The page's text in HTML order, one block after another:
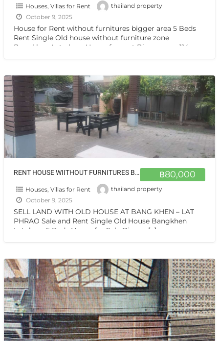
Houses, Villas for Rent
thailand property
October 9, 2025
House for Rent without furnitures bigger area 5 Beds
Rent Single Old house without furniture zone
Bangkhen-Lat phrao House for rent Bigger area 114
฿80,000
RENT HOUSE WIITHOUT FURNITURES BIGGER AREA BANGKHEN – LATPHARO ZONE
Houses, Villas for Rent
thailand property
October 9, 2025
SELL LAND WITH OLD HOUSE AT BANG KHEN – LAT
PHRAO Sale and Rent Single Old House Bangkhen
Latphrao 5 Beds House for Sale Bigger […]